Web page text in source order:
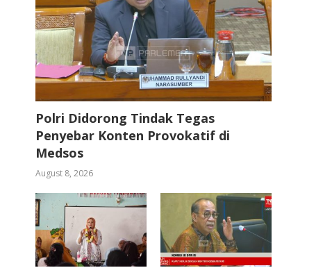
Polri Didorong Tindak Tegas
Penyebar Konten Provokatif di
Medsos
August 8, 2026